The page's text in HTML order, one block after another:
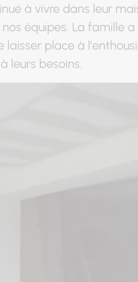
à vivre dans leur
équipes. La famille
place à
leurs besoins.